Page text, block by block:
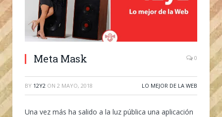
Meta Mask 0
BY 12Y2 ON 2 MAYO, 2018 LO MEJOR DE LA WEB
Una vez más ha salido a la luz pública una aplicación